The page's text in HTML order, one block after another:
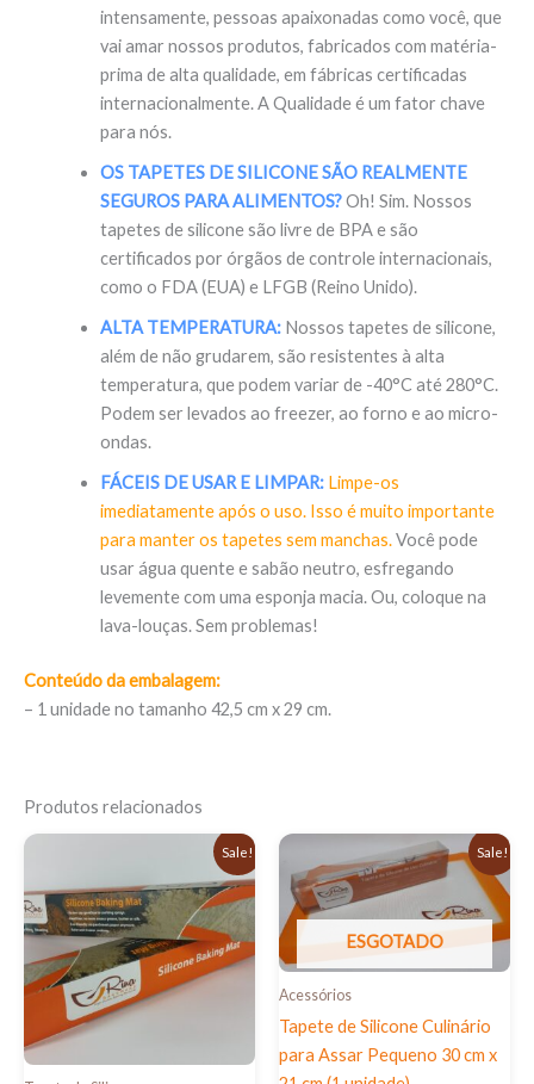
intensamente, pessoas apaixonadas como você, que
vai amar nossos produtos, fabricados com matéria-
prima de alta qualidade, em fábricas certificadas
internacionalmente. A Qualidade é um fator chave
para nós.
OS TAPETES DE SILICONE SÃO REALMENTE
SEGUROS PARA ALIMENTOS?Oh! Sim. Nossos
tapetes de silicone são livre de BPA e são
certificados por órgãos de controle internacionais,
como o FDA (EUA) e LFGB (Reino Unido).
ALTA TEMPERATURA: Nossos tapetes de silicone,
além de não grudarem, são resistentes à alta
temperatura, que podem variar de -40°C até 280°C.
Podem ser levados ao freezer, ao forno e ao micro-
ondas.
FÁCEIS DE USAR E LIMPAR: Limpe-os
imediatamente após o uso. Isso é muito importante
para manter os tapetes sem manchas.Você pode
usar água quente e sabão neutro, esfregando
levemente com uma esponja macia. Ou, coloque na
lava-louças. Sem problemas!
Conteúdo da embalagem:
– 1 unidade no tamanho 42,5 cm x 29 cm.
Produtos relacionados
Sale!
original
era:
R$198,90.
atual
R$169,90.
Sale!
ESGOTADO
Acessórios
Tapete de Silicone Culinário
para Assar Pequeno 30 cm x
preço
original
era:
R$61,00.
preço
atual
R$49,90.